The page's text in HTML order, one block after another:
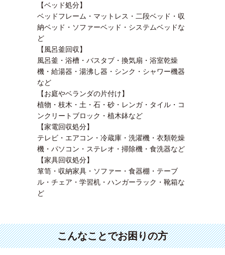
【ベッド処分】
ベッドフレーム・マットレス・二段ベッド・収
納ベッド・ソファーベッド・システムベッドな
ど
【風呂釜回収】
風呂釜・浴槽・バスタブ・換気扇・浴室乾燥
機・給湯器・湯沸し器・シンク・シャワー機器
など
【お庭やベランダの片付け】
植物・枝木・土・石・砂・レンガ・タイル・コ
ンクリートブロック・植木鉢など
【家電回収処分】
テレビ・エアコン・冷蔵庫・洗濯機・衣類乾燥
機・パソコン・ステレオ・掃除機・食洗器など
【家具回収処分】
箪笥・収納家具・ソファー・食器棚・テーブ
ル・チェア・学習机・ハンガーラック・靴箱な
ど
こんなことでお困りの方